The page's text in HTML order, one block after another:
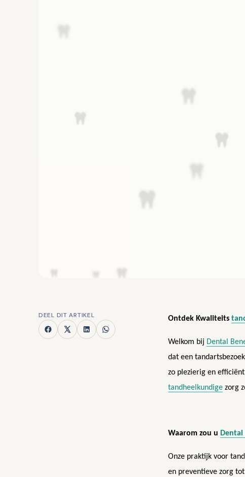
DEEL DIT ARTIKEL Ontdek Kwaliteits
Welkom bij Dental
dat een
zo plezierig en
tandheelkundige zorg
Waarom zou u Dental
Onze praktijk voor
en preventieve zorg